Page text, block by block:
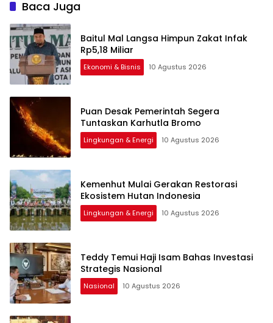
Baca Juga
Baitul Mal Langsa Himpun Zakat Infak
Rp5,18 Miliar
Ekonomi & Bisnis 10 Agustus 2026
Puan Desak Pemerintah Segera
Tuntaskan Karhutla Bromo
Lingkungan & Energi 10 Agustus 2026
Kemenhut Mulai Gerakan Restorasi
Ekosistem Hutan Indonesia
Lingkungan & Energi 10 Agustus 2026
Teddy Temui Haji Isam Bahas Investasi
Strategis Nasional
Nasional 10 Agustus 2026